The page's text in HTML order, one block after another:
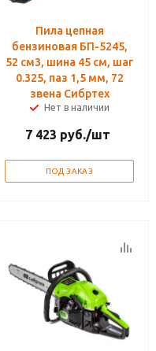
Пила цепная
бензиновая БП-5245,
52 см3, шина 45 см, шаг
0.325, паз 1,5 мм, 72
звена Сибртех
Нет в наличии
7 423 руб./шт
ПОД ЗАКАЗ